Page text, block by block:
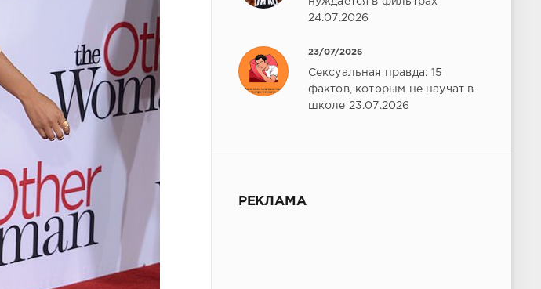
24.07.2026
23/07/2026
Сексуальная правда: 15
фактов, которым не научат в
школе 23.07.2026
РЕКЛАМА